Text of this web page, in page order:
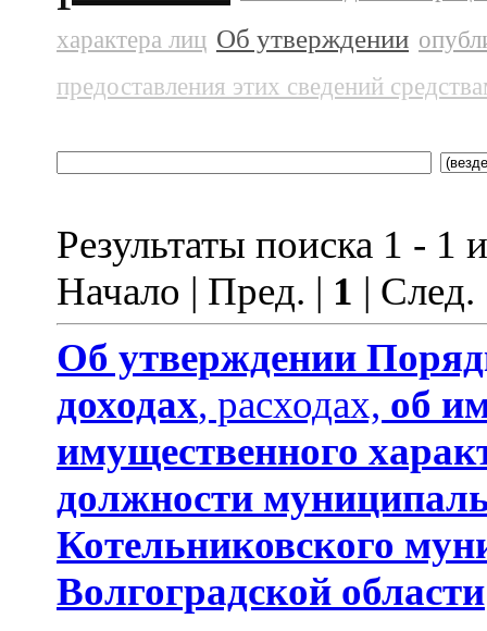
характера лиц Об утверждении
предоставления этих сведений
Результаты поиска 1 - 1
Начало | Пред. | 1 |
Об утверждении
доходах, расходах, об
имущественного
должности
Котельниковского
Волгоградской области